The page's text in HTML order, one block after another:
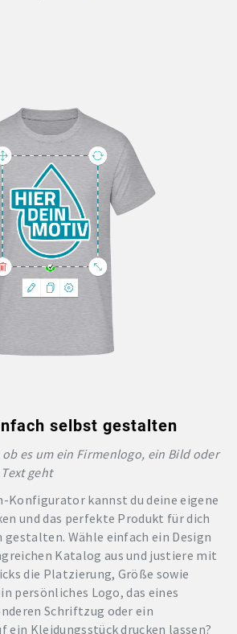
selbst gestalten
es um ein Firmenlogo, ein Bild oder
geht
Konfigurator kannst du deine eigene
und das perfekte Produkt für dich
gestalten. Wähle einfach ein Design
Katalog aus und justiere mit
die Platzierung, Größe sowie
persönliches Logo, das eines
Schriftzug oder ein
ein Kleidungsstück drucken lassen?